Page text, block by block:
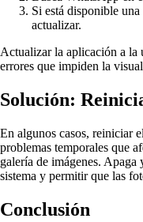
Si está disponible
actualizar.
Actualizar la aplicación a la
errores que impiden la
Solución:
En algunos casos, reiniciar
problemas temporales que
galería de imágenes. Apaga
sistema y permitir que las
Conclusión